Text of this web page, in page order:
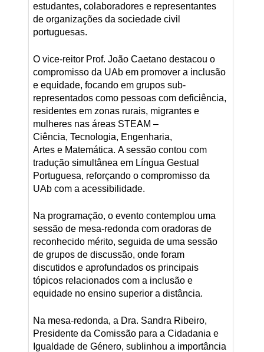
estudantes, colaboradores e representantes
de organizações da sociedade civil
portuguesas.
O vice-reitor Prof. João Caetano destacou o
compromisso da UAb em promover a inclusão
e equidade, focando em grupos sub-
representados como pessoas com deficiência,
residentes em zonas rurais, migrantes e
mulheres nas áreas STEAM –
Ciência, Tecnologia, Engenharia,
Artes e Matemática. A sessão contou com
tradução simultânea em Língua Gestual
Portuguesa, reforçando o compromisso da
UAb com a acessibilidade.
Na programação, o evento contemplou uma
sessão de mesa-redonda com oradoras de
reconhecido mérito, seguida de uma sessão
de grupos de discussão, onde foram
discutidos e aprofundados os principais
tópicos relacionados com a inclusão e
equidade no ensino superior a distância.
Na mesa-redonda, a Dra. Sandra Ribeiro,
Presidente da Comissão para a Cidadania e
Igualdade de Género, sublinhou a importância